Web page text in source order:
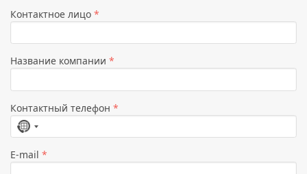
Контактное лицо *
Название компании *
Контактный телефон *
Страна
не
выбрана
E-mail *